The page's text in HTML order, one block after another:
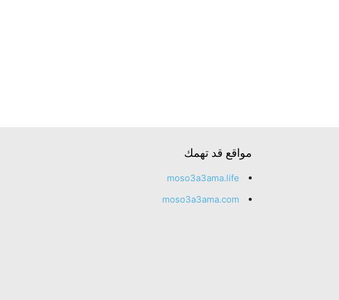
مواقع قد تهمك
moso3a3ama.life
moso3a3ama.com